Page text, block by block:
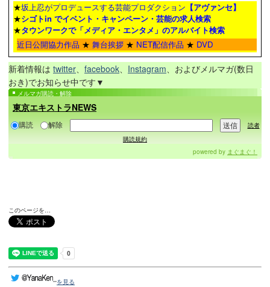
★坂上忍がプロデュースする芸能プロダクション 【アヴァンセ】
★シゴトin でイベント・キャンペーン・芸能の求人検索
★タウンワークで「メディア・エンタメ」のアルバイト検索
近日公開協力作品 ★ 舞台挨拶 ★ NET配信作品 ★ DVD
新着情報は twitter facebook Instagram 、およびメルマガ(数日
おき)でお知らせ中です▼
メルマガ購読・解除
東京エキストラNEWS
購読 解除
読者
購読規約
powered by まぐまぐ！
このページを…
を見る